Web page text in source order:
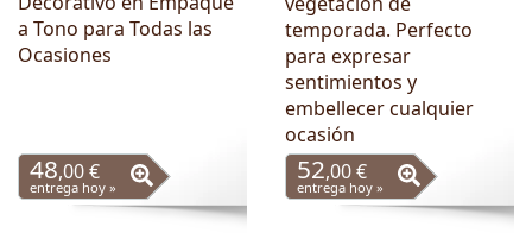
a Tono para Todas las
Ocasiones
48,00 €
entrega hoy »
temporada. Perfecto
para expresar
sentimientos y
embellecer cualquier
ocasión
52,00 €
entrega hoy »